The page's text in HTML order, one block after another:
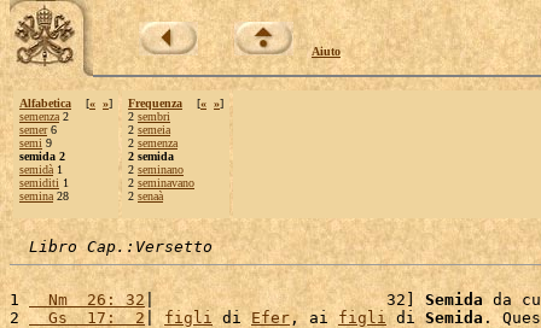
Aiuto
Alfabetica [« »]
semenza 2
semer6
semi 9
semida 2
semidà 1
semiditi 1
semina 28
Frequenza [« »]
2 sembri
2 semeia
2 semenza
2 semida
2 seminano
2 seminavano
2 senaà
Libro Cap.:Versetto
1
  Nm  26: 32
|                        32] Semida da
2
  Gs  17:  2
figli di Efer , ai figli di Semida .